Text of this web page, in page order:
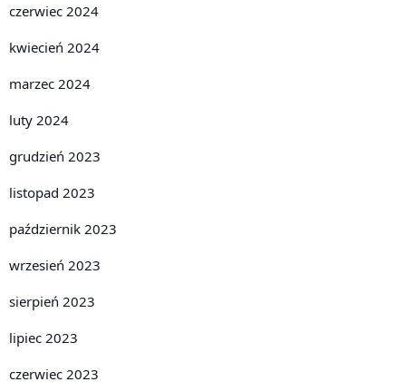
czerwiec 2024
kwiecień 2024
marzec 2024
luty 2024
grudzień 2023
listopad 2023
październik 2023
wrzesień 2023
sierpień 2023
lipiec 2023
czerwiec 2023